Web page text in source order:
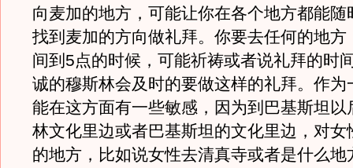
向麦加的地方，可能让你在各个地方都能随
找到麦加的方向做礼拜。你要去任何的地方
间到5点的时候，可能祈祷或者说礼拜的时
诚的穆斯林会及时的要做这样的礼拜。作为
能在这方面有一些敏感，因为到巴基斯坦以
林文化里边或者巴基斯坦的文化里边，对女
的地方，比如说女性去清真寺或者是什么地